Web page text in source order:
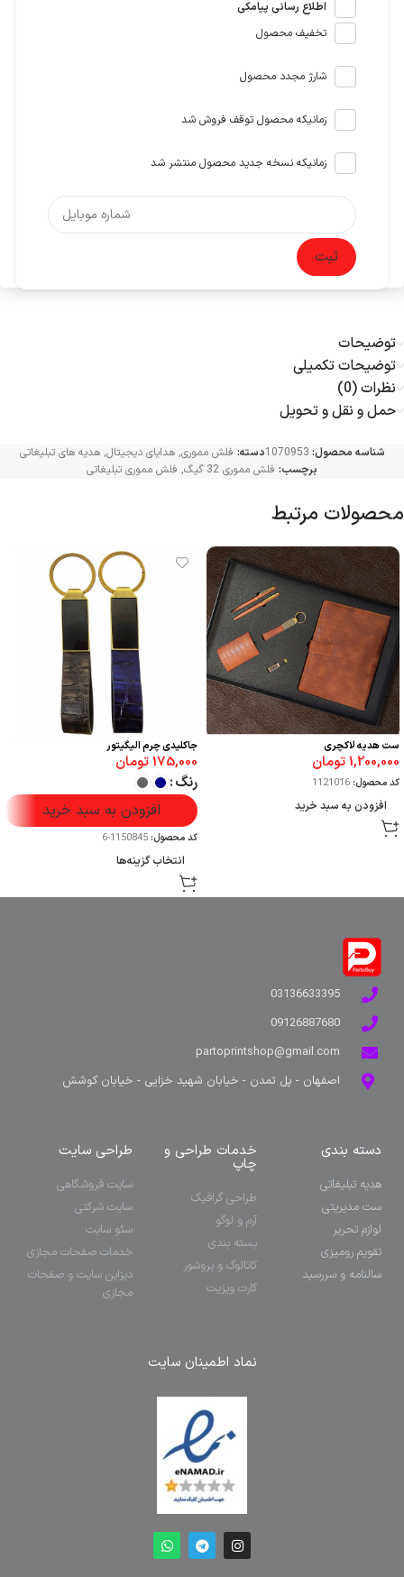
اطلاع رسانی پیامکی
تخفیف محصول
شارژ مجدد محصول
زمانیکه محصول توقف فروش شد
زمانیکه نسخه جدید محصول منتشر شد
ثبت
توضیحات
توضیحات تکمیلی
نظرات (0)
حمل و نقل و تحویل
شناسه محصول: 1070953دسته: فلش مموری, هدایای دیجیتال, هدیه های تبلیغاتی
برچسب: فلش مموری 32 گیگ , فلش مموری تبلیغاتی
محصولات مرتبط
ست هدیه لاکچری
1,200,000تومان
کد محصول:1121016
افزودن به سبد خرید
جاکلیدی چرم الیگیتور
175,000تومان
رنگ
افزودن به سبد خرید
کد محصول:1150845-6
انتخاب گزینه‌ها
03136633395
09126887680
partoprintshop@gmail.com
اصفهان - پل تمدن - خیابان شهید خزایی - خیابان کوشش
دسته بندی
هدیه تبلیغاتی
ست مدیریتی
لوازم تحریر
تقویم رومیزی
سالنامه و سررسید
خدمات طراحی و
چاپ
طراحی گرافیک
آرم و لوگو
بسته بندی
کاتالوگ و بروشور
کارت ویزیت
طراحی سایت
سایت فروشگاهی
سایت شرکتی
سئو سایت
خدمات صفحات مجازی
دیزاین سایت و صفحات
مجازی
نماد اطمینان سایت